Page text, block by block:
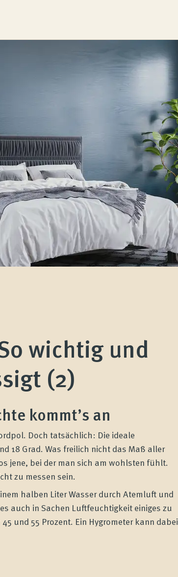
wichtig und
(2)
kommt’s an
Doch tatsächlich: Die ideale
18 Grad. Was freilich nicht das Maß aller
jene, bei der man sich am wohlsten fühlt.
zu messen sein.
halben Liter Wasser durch Atemluft und
auch in Sachen Luftfeuchtigkeit einiges zu
und 55 Prozent. Ein Hygrometer kann dabei